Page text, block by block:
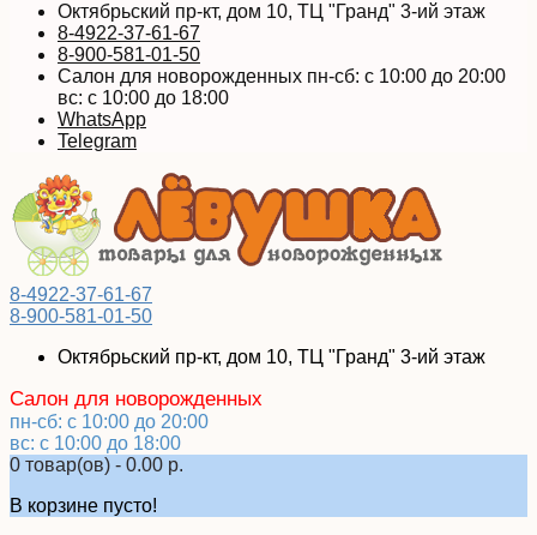
Октябрьский пр-кт, дом 10, ТЦ "Гранд" 3-ий этаж
8-4922-37-61-67
8-900-581-01-50
Салон для новорожденных пн-сб: с 10:00 до 20:00
вс: с 10:00 до 18:00
WhatsApp
Telegram
8-4922-37-61-67
8-900-581-01-50
Октябрьский пр-кт, дом 10, ТЦ "Гранд" 3-ий этаж
Салон для новорожденных
пн-сб: с 10:00 до 20:00
вс: с 10:00 до 18:00
0 товар(ов) - 0.00 р.
В корзине пусто!